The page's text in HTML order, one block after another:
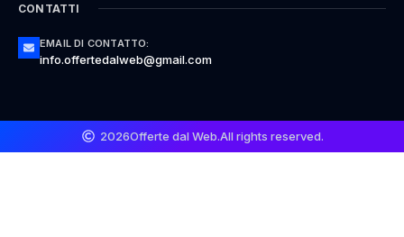
CONTATTI
EMAIL DI CONTATTO:
info.offertedalweb@gmail.com
2026Offerte dal Web.All rights reserved.